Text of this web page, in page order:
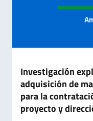
Investigación
adquisición de
para la
proyecto y